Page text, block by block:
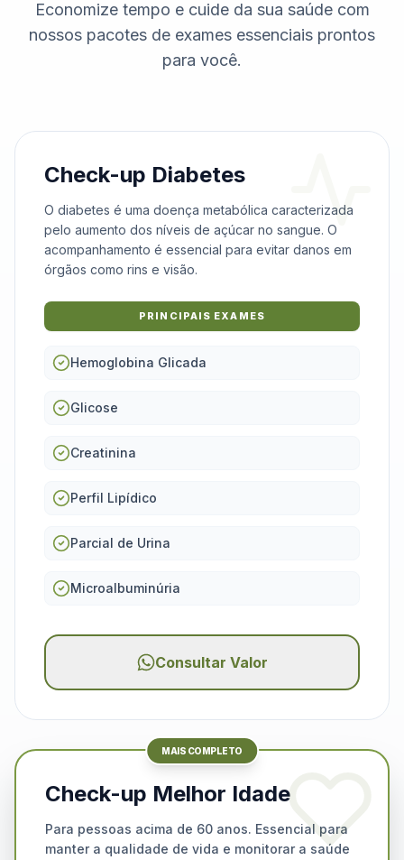
Economize tempo e cuide da sua saúde com
nossos pacotes de exames essenciais prontos
para você.
Check-up Diabetes
O diabetes é uma doença metabólica caracterizada
pelo aumento dos níveis de açúcar no sangue. O
acompanhamento é essencial para evitar danos em
órgãos como rins e visão.
PRINCIPAIS EXAMES
Hemoglobina Glicada
Glicose
Creatinina
Perfil Lipídico
Parcial de Urina
Microalbuminúria
Consultar Valor
MAIS COMPLETO
Check-up Melhor Idade
Para pessoas acima de 60 anos. Essencial para
manter a qualidade de vida e monitorar a saúde